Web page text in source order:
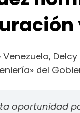
del
oportunidad